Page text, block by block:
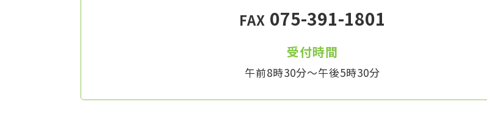
FAX 075-391-1801
受付時間
午前8時30分～午後5時30分